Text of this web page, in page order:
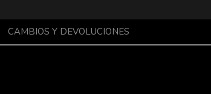
CAMBIOS Y DEVOLUCIONES